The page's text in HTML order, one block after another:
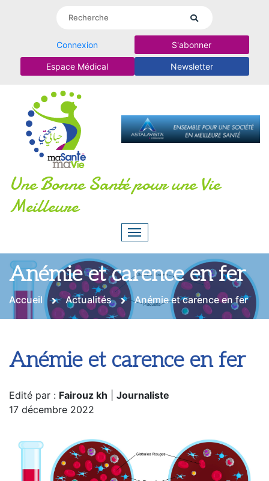
Connexion S'abonner
Espace Médical Newsletter
Une Bonne Santé pour une Vie
Meilleure
Anémie et carence en fer
Accueil Actualités Anémie et carence en fer
Anémie et carence en fer
Edité par : Fairouz kh
Journaliste
17 décembre 2022